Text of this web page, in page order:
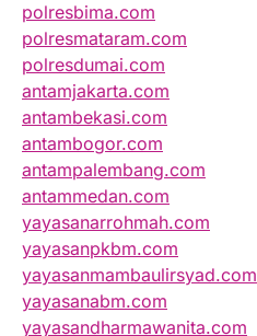
polresbima.com
polresmataram.com
polresdumai.com
antamjakarta.com
antambekasi.com
antambogor.com
antampalembang.com
antammedan.com
yayasanarrohmah.com
yayasanpkbm.com
yayasanmambaulirsyad.com
yayasanabm.com
yayasandharmawanita.com